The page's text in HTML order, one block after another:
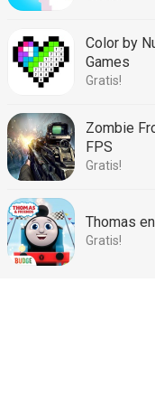
Color by
Games
Gratis!
Zombie
FPS
Gratis!
Thomas
Gratis!